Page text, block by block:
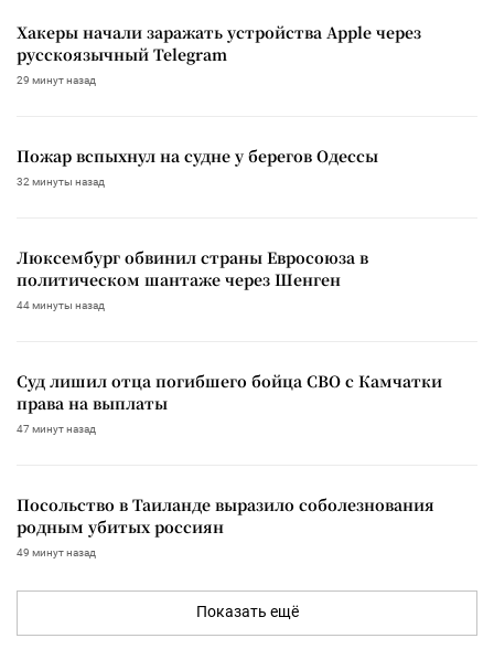
Хакеры начали заражать устройства Apple через
русскоязычный Telegram
29 минут назад
Пожар вспыхнул на судне у берегов Одессы
32 минуты назад
Люксембург обвинил страны Евросоюза в
политическом шантаже через Шенген
44 минуты назад
Суд лишил отца погибшего бойца СВО с Камчатки
права на выплаты
47 минут назад
Посольство в Таиланде выразило соболезнования
родным убитых россиян
49 минут назад
Показать ещё